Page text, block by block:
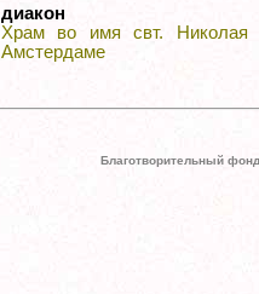
диакон
Храм во имя свт. Николая
Амстердаме
Благотворительный